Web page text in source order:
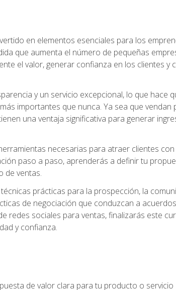
en elementos esenciales para los
que aumenta el número de pequeñas
el valor, generar confianza en los clientes y
y un servicio excepcional, lo que hace
importantes que nunca. Ya sea que vendan
una ventaja significativa para generar
necesarias para atraer clientes
paso a paso, aprenderás a definir tu
de ventas.
prácticas para la prospección, la
de negociación que conduzcan a
redes sociales para ventas, finalizarás este
y confianza.
de valor clara para tu producto o servicio